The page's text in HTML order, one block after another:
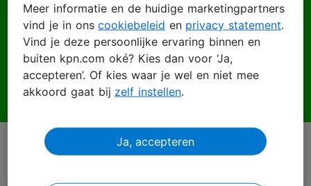
E-mailadres
Wachtwoord
Inloggen
Wachtwoord vergeten?
Meer informatie en de huidige marketingpartners
vind je in ons cookiebeleid en privacy statement.
Vind je deze persoonlijke ervaring binnen en
buiten kpn.com oké? Kies dan voor ‘Ja,
accepteren’. Of kies waar je wel en niet mee
akkoord gaat bij zelf instellen.
Ja, accepteren